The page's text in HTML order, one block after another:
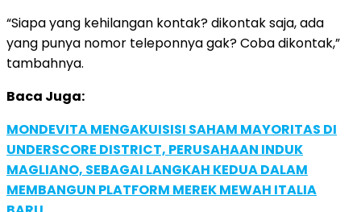
“Siapa yang kehilangan kontak? dikontak saja, ada
yang punya nomor teleponnya gak? Coba dikontak,”
tambahnya.
Baca Juga:
MONDEVITA MENGAKUISISI SAHAM MAYORITAS DI
UNDERSCORE DISTRICT, PERUSAHAAN INDUK
MAGLIANO, SEBAGAI LANGKAH KEDUA DALAM
MEMBANGUN PLATFORM MEREK MEWAH ITALIA